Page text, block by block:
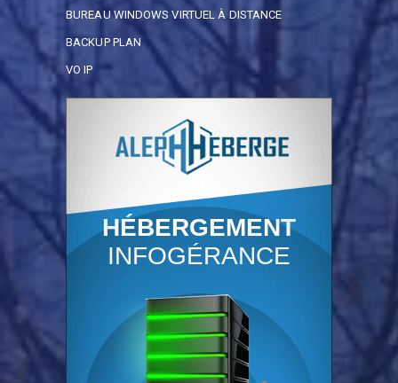
BUREAU WINDOWS VIRTUEL À DISTANCE
BACKUP PLAN
VO IP